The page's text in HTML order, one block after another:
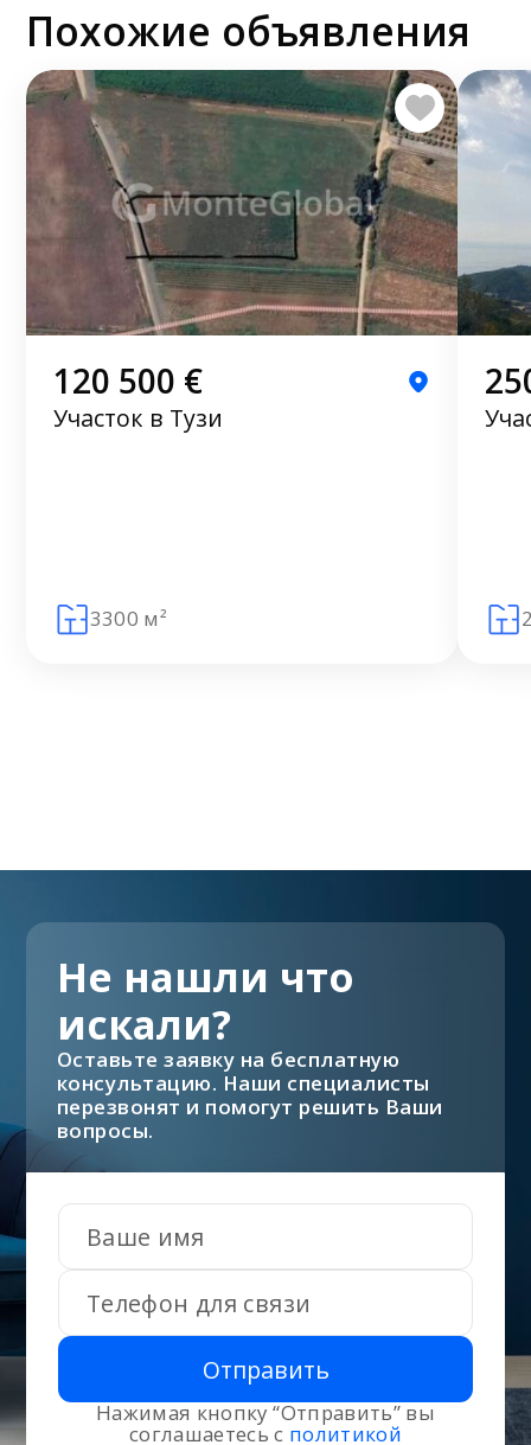
Похожие объявления
120 500 €
Участок в Тузи
3300 м²
Отправить
Нажимая кнопку “Отправить” вы
соглашаетесь с политикой
Не нашли что
искали?
Оставьте заявку на бесплатную
консультацию. Наши специалисты
перезвонят и помогут решить Ваши
вопросы.